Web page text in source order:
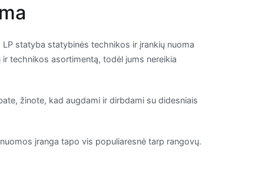
statyba statybinės technikos ir įrankių nuoma
technikos asortimentą, todėl jums nereikia
žinote, kad augdami ir dirbdami su didesniais
įranga tapo vis populiaresnė tarp rangovų.